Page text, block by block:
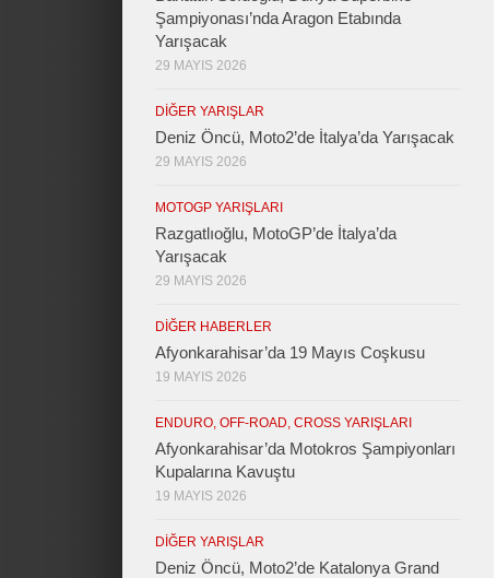
Şampiyonası’nda Aragon Etabında
Yarışacak
29 MAYIS 2026
DIĞER YARIŞLAR
Deniz Öncü, Moto2’de İtalya’da Yarışacak
29 MAYIS 2026
MOTOGP YARIŞLARI
Razgatlıoğlu, MotoGP’de İtalya’da
Yarışacak
29 MAYIS 2026
DIĞER HABERLER
Afyonkarahisar’da 19 Mayıs Coşkusu
19 MAYIS 2026
ENDURO, OFF-ROAD, CROSS YARIŞLARI
Afyonkarahisar’da Motokros Şampiyonları
Kupalarına Kavuştu
19 MAYIS 2026
DIĞER YARIŞLAR
Deniz Öncü, Moto2’de Katalonya Grand